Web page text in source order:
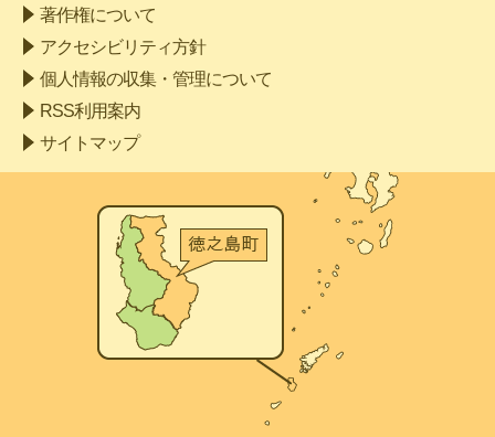
著作権について
アクセシビリティ方針
個人情報の収集・管理について
RSS利用案内
サイトマップ